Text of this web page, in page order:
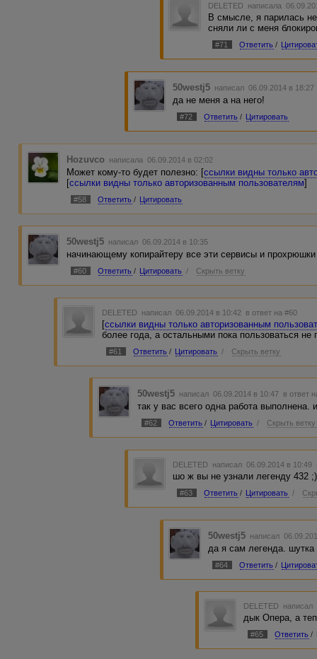
DELETED написала
В смысле, я парилась
сняли ли с меня
#71 Ответить /
50westj5 написал 06.09.2014 в
да не меня а на него!
#72 Ответить / Цитировать
Hozuvco написала 06.09.2014 в 02:02
Может кому-то будет полезно: [ссылки видны только
[ссылки видны только авторизованным пользователям]
#58 Ответить / Цитировать
50westj5 написал 06.09.2014 в 10:35
начинающему копирайтеру все эти сервисы и прохрюшки
#60 Ответить / Цитировать / Скрыть ветку
DELETED написал 06.09.2014 в 10:42 в ответ на #60
[ссылки видны только авторизованным
более года, а остальными пока пользоваться не
#61 Ответить / Цитировать / Скрыть ветку
50westj5 написал 06.09.2014 в 10:47 в ответ
так у вас всего одна работа
#62 Ответить / Цитировать / Скрыть ветку
DELETED написал 06.09.2014 в 10:49
шо ж вы не узнали легенду 432 ;)
#63 Ответить / Цитировать /
50westj5 написал
да я сам легенда. шутка
#64 Ответить /
DELETED
дык Опера, а
#65 Ответить /